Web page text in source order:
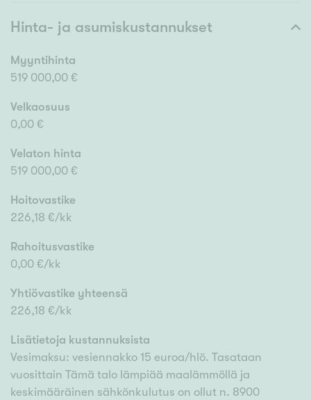
Hinta- ja asumiskustannukset
Myyntihinta
519 000,00 €
Velkaosuus
0,00 €
Velaton hinta
519 000,00 €
Hoitovastike
226,18 €/kk
Rahoitusvastike
0,00 €/kk
Yhtiövastike yhteensä
226,18 €/kk
Lisätietoja kustannuksista
Vesimaksu: vesiennakko 15 euroa/hlö. Tasataan
vuosittain Tämä talo lämpiää maalämmöllä ja
keskimääräinen sähkönkulutus on ollut n. 8900